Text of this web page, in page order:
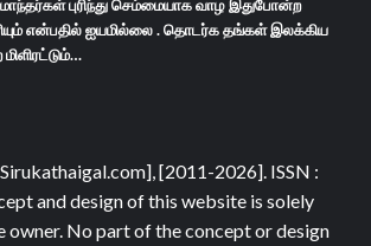
புரிந்து செம்மையாக வாழ இதுபோன்ற
என்பதில் ஐயமில்லை . தொடர்க தங்கள் இலக்கிய
[2011-2026]. ISSN :
and design of this website is solely
owner. No part of the concept or design